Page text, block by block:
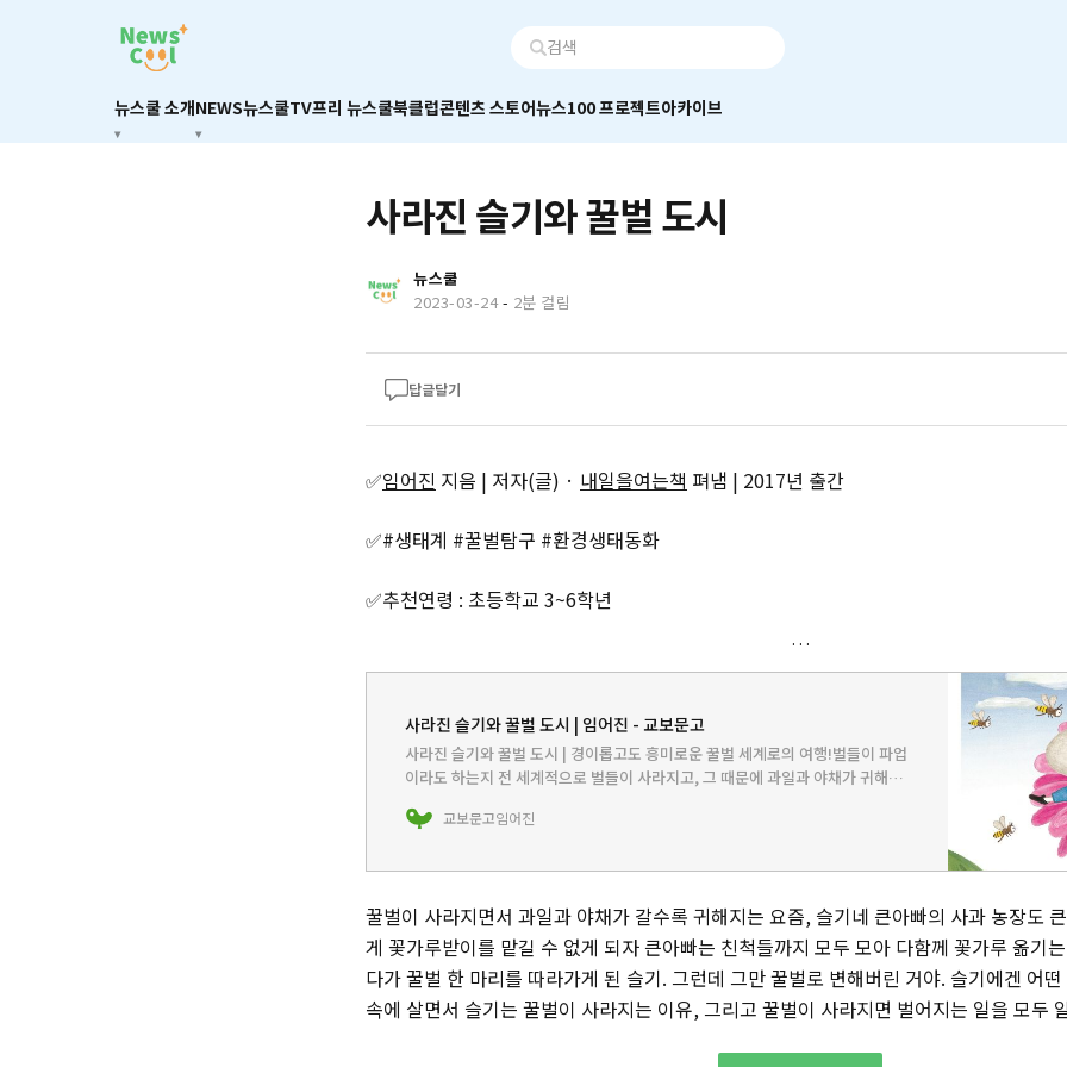
뉴스쿨 소개NEWS뉴스쿨TV프리 뉴스쿨북클럽콘텐츠 스토어뉴스100 프로젝트아카이브
사라진 슬기와 꿀벌 도시
뉴스쿨
2023-03-24- 2분 걸림
답글달기
✅임어진 지음 | 저자(글) · 내일을여는책 펴냄 | 2017년 출간
✅#생태계 #꿀벌탐구 #환경생태동화
✅추천연령 : 초등학교 3~6학년
사라진 슬기와 꿀벌 도시 | 임어진 - 교보문고
사라진 슬기와 꿀벌 도시 | 경이롭고도 흥미로운 꿀벌 세계로의 여행!벌들이 파업
이라도 하는지 전 세계적으로 벌들이 사라지고, 그 때문에 과일과 야채가 귀해졌
교보문고임어진
꿀벌이 사라지면서 과일과 야채가 갈수록 귀해지는 요즘, 슬기네 큰아빠의 사과 농장도
게 꽃가루받이를 맡길 수 없게 되자 큰아빠는 친척들까지 모두 모아 다함께 꽃가루 옮기
다가 꿀벌 한 마리를 따라가게 된 슬기. 그런데 그만 꿀벌로 변해버린 거야. 슬기에겐 어
속에 살면서 슬기는 꿀벌이 사라지는 이유, 그리고 꿀벌이 사라지면 벌어지는 일을 모두